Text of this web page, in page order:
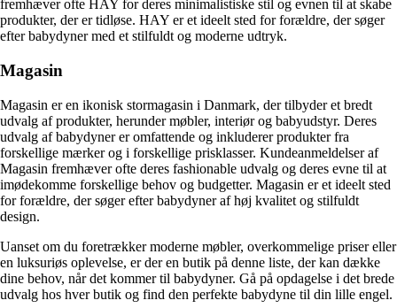
fremhæver ofte HAY for deres minimalistiske stil og evnen til at skabe
produkter, der er tidløse. HAY er et ideelt sted for forældre, der søger
efter babydyner med et stilfuldt og moderne udtryk.
Magasin
Magasin er en ikonisk stormagasin i Danmark, der tilbyder et bredt
udvalg af produkter, herunder møbler, interiør og babyudstyr. Deres
udvalg af babydyner er omfattende og inkluderer produkter fra
forskellige mærker og i forskellige prisklasser. Kundeanmeldelser af
Magasin fremhæver ofte deres fashionable udvalg og deres evne til at
imødekomme forskellige behov og budgetter. Magasin er et ideelt sted
for forældre, der søger efter babydyner af høj kvalitet og stilfuldt
design.
Uanset om du foretrækker moderne møbler, overkommelige priser eller
en luksuriøs oplevelse, er der en butik på denne liste, der kan dække
dine behov, når det kommer til babydyner. Gå på opdagelse i det brede
udvalg hos hver butik og find den perfekte babydyne til din lille engel.